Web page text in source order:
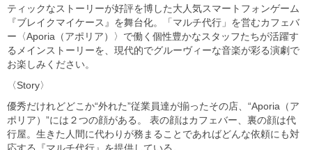
ティックなストーリーが好評を博した大人気スマートフォンゲーム
『ブレイクマイケース』を舞台化。「マルチ代行」を営むカフェバ
ー〈Aporia（アポリア）〉で働く個性豊かなスタッフたちが活躍す
るメインストーリーを、現代的でグルーヴィーな音楽が彩る演劇で
お楽しみください。
〈Story〉
優秀だけれどどこか“外れた”従業員達が揃ったその店、“Aporia（ア
ポリア）”には２つの顔がある。 表の顔はカフェバー、裏の顔は代
行屋。生きた人間に代わりが務まることであればどんな依頼にも対